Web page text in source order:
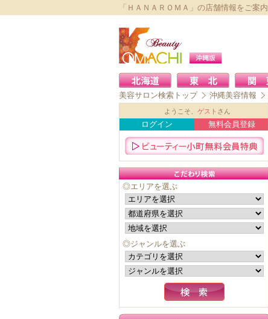
「ＨＡＮＡＲＯＭＡ」の店舗情報をご案内
美容サロン検索トップ 沖縄美容情報
ようこそ、 ゲスト さん
ログイン 無料会員登録
◎エリアを選ぶ
◎ジャンルを選ぶ